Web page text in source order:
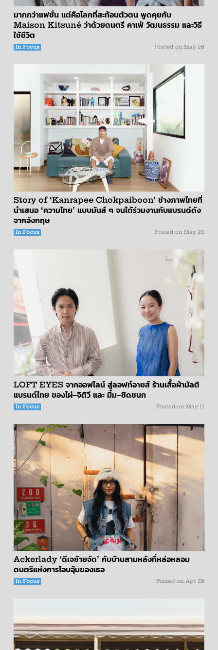
มากกว่าแฟชั่น แต่คือโลกที่สะท้อนตัวตน พูดคุยกับ
Maison Kitsuné ว่าด้วยดนตรี คาเฟ่ วัฒนธรรม และวิธี
ใช้ชีวิต
In Focus Posted on May 28
Story of ‘Kanrapee Chokpaiboon’ ช่างภาพไทยที่
นำเสนอ ‘ความไทย’ แบบมันส์ ๆ จนได้ร่วมงานกับแบรนด์ดัง
จากอังกฤษ
In Focus Posted on May 20
LOFT EYES จากออฟไลน์ สู่ลอฟท์อายส์ ร้านเสื้อผ้ามัลติ
แบรนด์ไทย ของไผ่–จิติวี และ มิ้ม–ชิดชนก
In Focus Posted on May 11
​​Ackerlady ‘ดีเจซ้ายจัด’ กับบ้านสามหลังที่หล่อหลอม
ดนตรีแห่งการโอบอุ้มของเธอ
In Focus Posted on Apr 28